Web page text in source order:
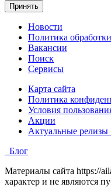
Принять
Новости
Политика
Вакансии
Поиск
Сервисы
Карта сайта
Политика
Условия
Акции
Актуальные релизы
Блог
Материалы сайта https://
характер и не являются